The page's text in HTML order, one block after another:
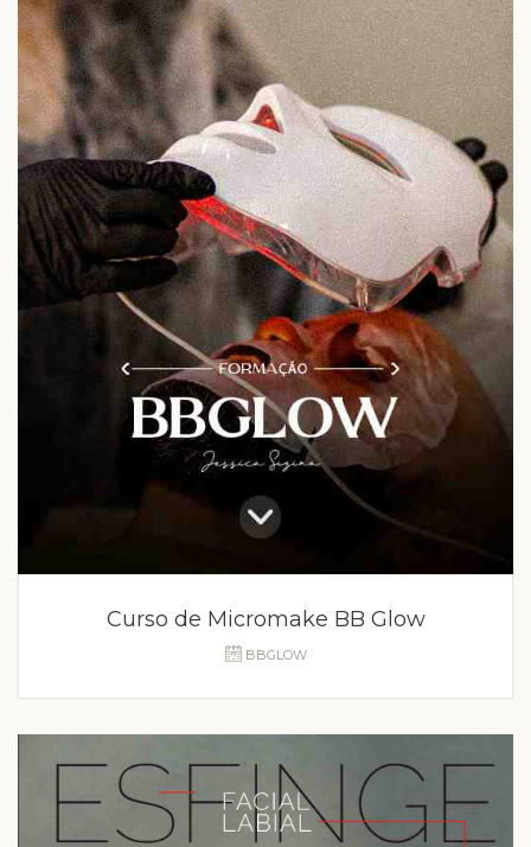
Curso de Micromake BB Glow
BBGLOW